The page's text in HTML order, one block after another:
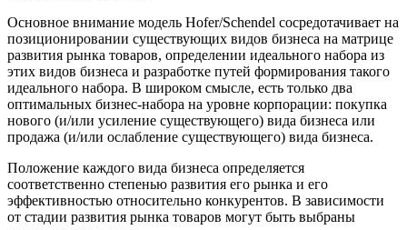
Основное внимание модель Hofer/Schendel сосредотачивает на
позиционировании существующих видов бизнеса на матрице
развития рынка товаров, определении идеального набора из
этих видов бизнеса и разработке путей формирования такого
идеального набора. В широком смысле, есть только два
оптимальных бизнес-набора на уровне корпорации: покупка
нового (и/или усиление существующего) вида бизнеса или
продажа (и/или ослабление существующего) вида бизнеса.
Положение каждого вида бизнеса определяется
соответственно степенью развития его рынка и его
эффективностью относительно конкурентов. В зависимости
от стадии развития рынка товаров могут быть выбраны